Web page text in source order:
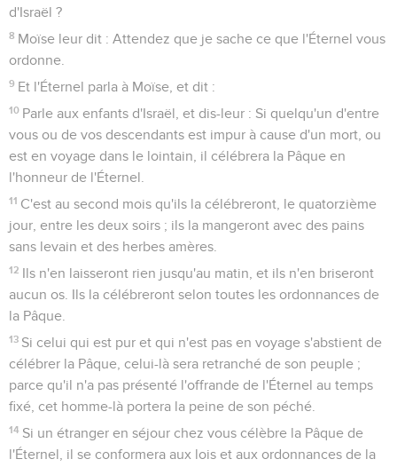
d'Israël ?
8 Moïse leur dit : Attendez que je sache ce que l'Éternel vous
ordonne.
9 Et l'Éternel parla à Moïse, et dit :
10 Parle aux enfants d'Israël, et dis-leur : Si quelqu'un d'entre
vous ou de vos descendants est impur à cause d'un mort, ou
est en voyage dans le lointain, il célébrera la Pâque en
l'honneur de l'Éternel.
11 C'est au second mois qu'ils la célébreront, le quatorzième
jour, entre les deux soirs ; ils la mangeront avec des pains
sans levain et des herbes amères.
12 Ils n'en laisseront rien jusqu'au matin, et ils n'en briseront
aucun os. Ils la célébreront selon toutes les ordonnances de
la Pâque.
13 Si celui qui est pur et qui n'est pas en voyage s'abstient de
célébrer la Pâque, celui-là sera retranché de son peuple ;
parce qu'il n'a pas présenté l'offrande de l'Éternel au temps
fixé, cet homme-là portera la peine de son péché.
14 Si un étranger en séjour chez vous célèbre la Pâque de
l'Éternel, il se conformera aux lois et aux ordonnances de la